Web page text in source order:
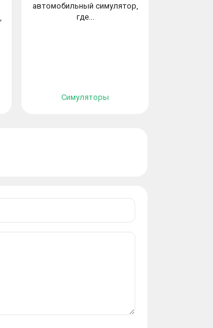
автомобильный симулятор,
где...
Симуляторы